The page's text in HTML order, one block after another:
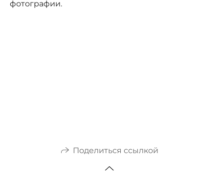
фотографии.
Поделиться ссылкой